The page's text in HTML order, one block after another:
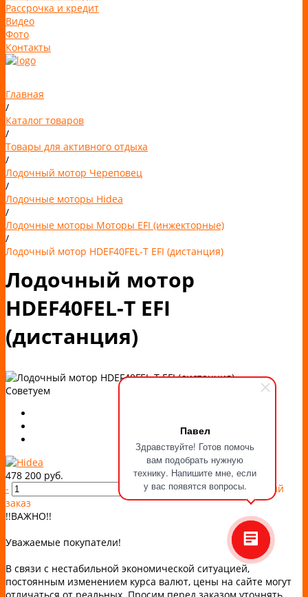
Павел
Здравствуйте! Готов помочь
вам подобрать нужную
технику. Напишите мне, если
у вас появятся вопросы.
Рассрочка и кредит
Видео
Фото
Контакты
Главная
/
Каталог товаров
/
Товары для активного отдыха
/
Лодочный мотор Череповец
/
Лодочные моторы Hidea
/
Лодочные моторы Моторы EFI (инжекторные)
/
Лодочный мотор HDEF40FEL-T EFI (дистанция)
Лодочный мотор
HDEF40FEL-T EFI
(дистанция)
Советуем
478 200 руб.
-
+ Купить Добавлено Быстрый
заказ
!!ВАЖНО!!
Уважаемые покупатели!
В связи с нестабильной экономической ситуацией,
постоянным изменением курса валют, цены на сайте могут
отличаться от реальных. Просим перед заказом уточнять